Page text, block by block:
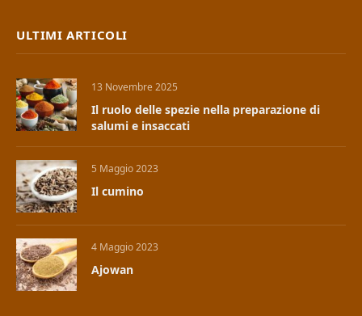
ULTIMI ARTICOLI
13 Novembre 2025
Il ruolo delle spezie nella preparazione di
salumi e insaccati
5 Maggio 2023
Il cumino
4 Maggio 2023
Ajowan